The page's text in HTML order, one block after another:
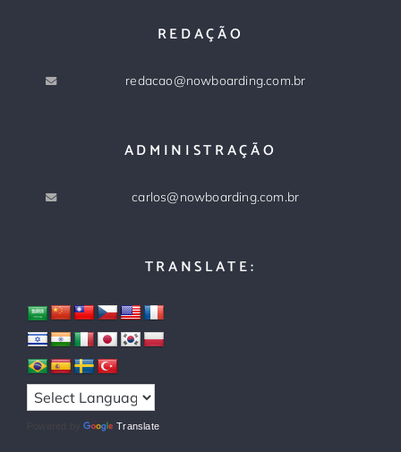
REDAÇÃO
redacao@nowboarding.com.br
ADMINISTRAÇÃO
carlos@nowboarding.com.br
TRANSLATE:
Powered by Translate